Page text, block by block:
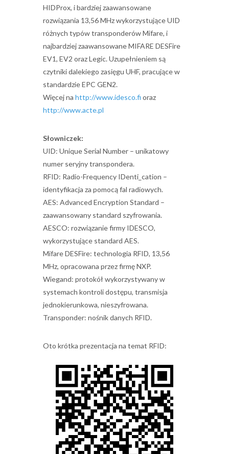
HIDProx, i bardziej zaawansowane
rozwiązania 13,56 MHz wykorzystujące UID
różnych typów transponderów Mifare, i
najbardziej zaawansowane MIFARE DESFire
EV1, EV2 oraz Legic. Uzupełnieniem są
czytniki dalekiego zasięgu UHF, pracujące w
standardzie EPC GEN2.
Więcej na http://www.idesco.fi oraz
http://www.acte.pl
Słowniczek:
UID: Unique Serial Number – unikatowy
numer seryjny transpondera.
RFID: Radio-Frequency IDenti_cation –
identyfikacja za pomocą fal radiowych.
AES: Advanced Encryption Standard –
zaawansowany standard szyfrowania.
AESCO: rozwiązanie firmy IDESCO,
wykorzystujące standard AES.
Mifare DESFire: technologia RFID, 13,56
MHz, opracowana przez firmę NXP.
Wiegand: protokół wykorzystywany w
systemach kontroli dostępu, transmisja
jednokierunkowa, nieszyfrowana.
Transponder: nośnik danych RFID.
Oto krótka prezentacja na temat RFID: